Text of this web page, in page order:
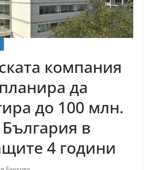
компания
да
до 100 млн.
в
4 години